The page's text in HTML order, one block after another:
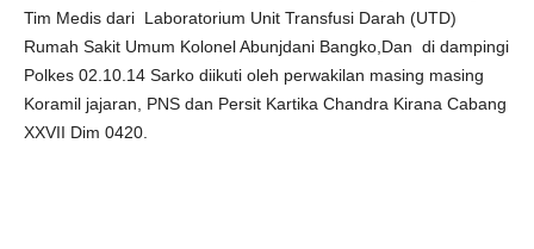
Tim Medis dari Laboratorium Unit Transfusi Darah (UTD)
Rumah Sakit Umum Kolonel Abunjdani Bangko,Dan di dampingi
Polkes 02.10.14 Sarko diikuti oleh perwakilan masing masing
Koramil jajaran, PNS dan Persit Kartika Chandra Kirana Cabang
XXVII Dim 0420.